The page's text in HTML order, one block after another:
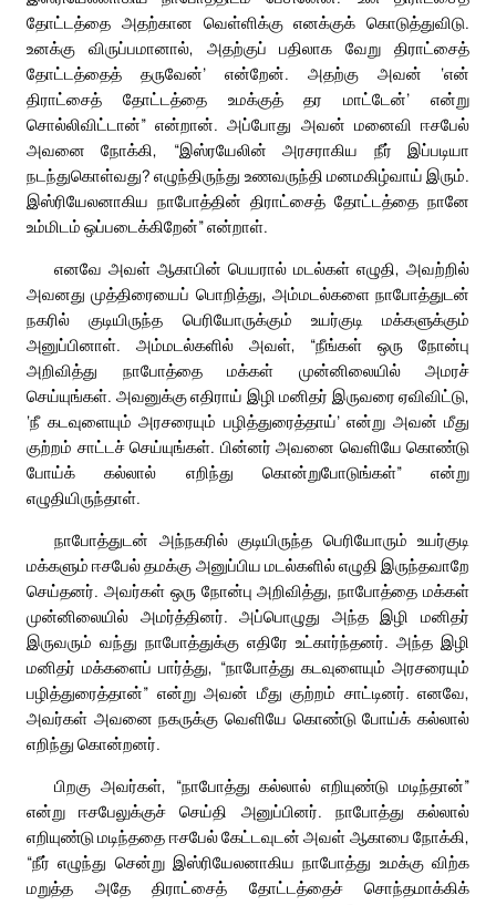
தோட்டத்தை அதற்கான வெள்ளிக்கு எனக்குக் கொடுத்துவிடு.
உனக்கு விருப்பமானால், அதற்குப் பதிலாக வேறு திராட்சைத்
தோட்டத்தைத் தருவேன்’ என்றேன். அதற்கு அவன் ‘என்
திராட்சைத் தோட்டத்தை உமக்குத் தர மாட்டேன்’ என்று
சொல்லிவிட்டான்” என்றான். அப்போது அவன் மனைவி ஈசபேல்
அவனை நோக்கி, “இஸ்ரயேலின் அரசராகிய நீர் இப்படியா
நடந்துகொள்வது? எழுந்திருந்து உணவருந்தி மனமகிழ்வாய் இரும்.
இஸ்ரியேலனாகிய நாபோத்தின் திராட்சைத் தோட்டத்தை நானே
உம்மிடம் ஒப்படைக்கிறேன்” என்றாள்.
எனவே அவள் ஆகாபின் பெயரால் மடல்கள் எழுதி, அவற்றில்
அவனது முத்திரையைப் பொறித்து, அம்மடல்களை நாபோத்துடன்
நகரில் குடியிருந்த பெரியோருக்கும் உயர்குடி மக்களுக்கும்
அனுப்பினாள். அம்மடல்களில் அவள், “நீங்கள் ஒரு நோன்பு
அறிவித்து நாபோத்தை மக்கள் முன்னிலையில் அமரச்
செய்யுங்கள். அவனுக்கு எதிராய் இழி மனிதர் இருவரை ஏவிவிட்டு,
‘நீ கடவுளையும் அரசரையும் பழித்துரைத்தாய்’ என்று அவன் மீது
குற்றம் சாட்டச் செய்யுங்கள். பின்னர் அவனை வெளியே கொண்டு
போய்க் கல்லால் எறிந்து கொன்றுபோடுங்கள்” என்று
எழுதியிருந்தாள்.
நாபோத்துடன் அந்நகரில் குடியிருந்த பெரியோரும் உயர்குடி
மக்களும் ஈசபேல் தமக்கு அனுப்பிய மடல்களில் எழுதி இருந்தவாறே
செய்தனர். அவர்கள் ஒரு நோன்பு அறிவித்து, நாபோத்தை மக்கள்
முன்னிலையில் அமர்த்தினர். அப்பொழுது அந்த இழி மனிதர்
இருவரும் வந்து நாபோத்துக்கு எதிரே உட்கார்ந்தனர். அந்த இழி
மனிதர் மக்களைப் பார்த்து, “நாபோத்து கடவுளையும் அரசரையும்
பழித்துரைத்தான்” என்று அவன் மீது குற்றம் சாட்டினர். எனவே,
அவர்கள் அவனை நகருக்கு வெளியே கொண்டு போய்க் கல்லால்
எறிந்து கொன்றனர்.
பிறகு அவர்கள், “நாபோத்து கல்லால் எறியுண்டு மடிந்தான்”
என்று ஈசபேலுக்குச் செய்தி அனுப்பினர். நாபோத்து கல்லால்
எறியுண்டு மடிந்ததை ஈசபேல் கேட்டவுடன் அவள் ஆகாபை நோக்கி,
“நீர் எழுந்து சென்று இஸ்ரியேலனாகிய நாபோத்து உமக்கு விற்க
மறுத்த அதே திராட்சைத் தோட்டத்தைச் சொந்தமாக்கிக்